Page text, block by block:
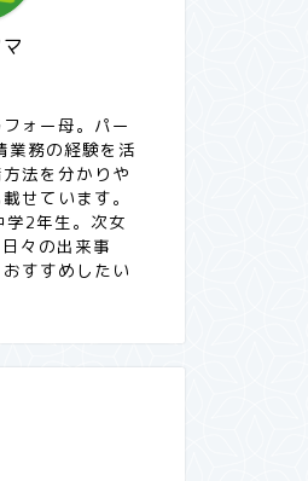
ォー母。パー
業務の経験を活
法を分かりや
せています。
2年生。次女
々の出来事
すすめしたい